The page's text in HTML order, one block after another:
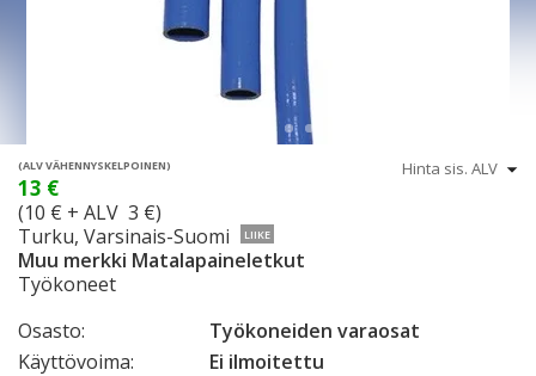
(ALV VÄHENNYSKELPOINEN)
13 €
(10 € + ALV 3 €)
Turku, Varsinais-Suomi
LIIKE
Muu merkki Matalapaineletkut
Työkoneet
Osasto:
Työkoneiden varaosat
Käyttövoima:
Ei ilmoitettu